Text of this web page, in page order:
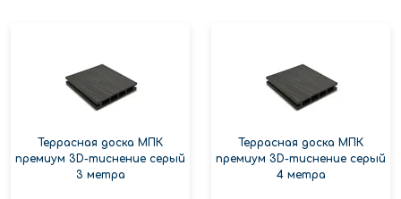
Террасная доска МПК
премиум 3D-тиснение серый
3 метра
Террасная доска МПК
премиум 3D-тиснение серый
4 метра